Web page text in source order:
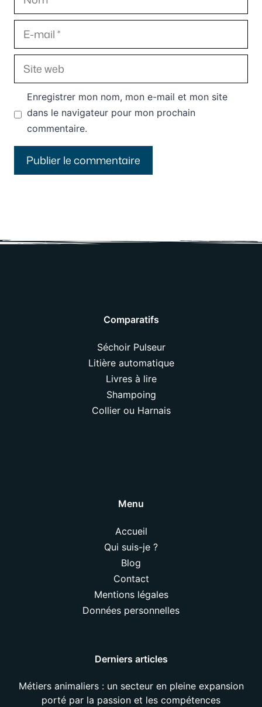
E-
mail
Site
web
Enregistrer mon nom, mon e-mail et mon site
dans le navigateur pour mon prochain
commentaire.
Comparatifs
Séchoir Pulseur
Litière automatique
Livres à lire
Shampoing
Collier ou Harnais
Menu
Accueil
Qui suis-je ?
Blog
Contact
Mentions légales
Données personnelles
Derniers articles
Métiers animaliers : un secteur en pleine expansion
porté par la passion et les compétences